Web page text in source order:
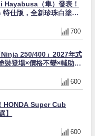
Hayabusa（隼）發表！
仕版，全新珍珠白塗裝
700
Ninja 250/400」2027年式
裝登場×價格不變×輔助滑
600
HONDA Super Cub
】
600